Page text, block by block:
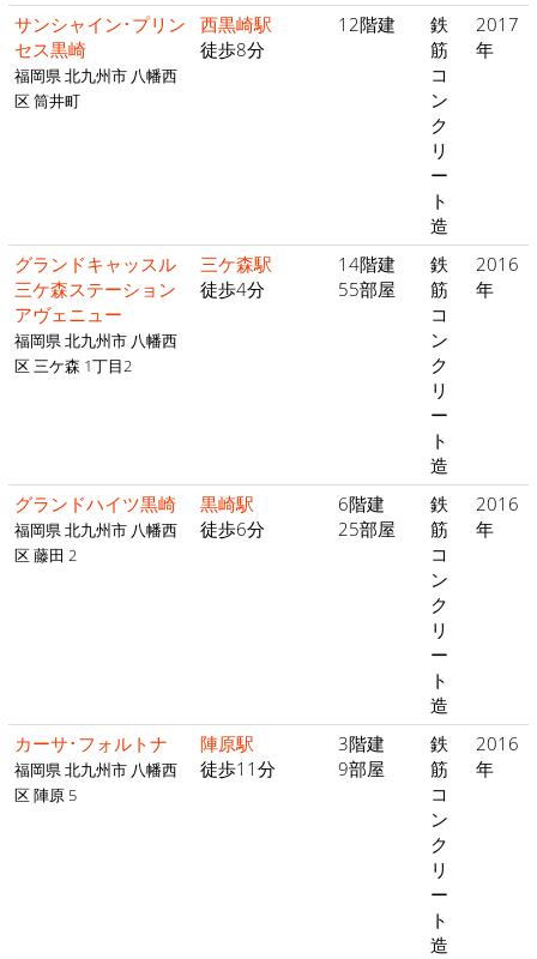
サンシャイン･プリン
セス黒崎
福岡県 北九州市 八幡西
区 筒井町
西黒崎駅
徒歩8分
12階建
鉄
筋
コ
ン
ク
リ
ー
ト
造
2017
年
グランドキャッスル
三ケ森ステーション
アヴェニュー
福岡県 北九州市 八幡西
区 三ケ森 1丁目2
三ケ森駅
徒歩4分
14階建
55部屋
鉄
筋
コ
ン
ク
リ
ー
ト
造
2016
年
グランドハイツ黒崎
福岡県 北九州市 八幡西
区 藤田 2
黒崎駅
徒歩6分
6階建
25部屋
鉄
筋
コ
ン
ク
リ
ー
ト
造
2016
年
カーサ･フォルトナ
福岡県 北九州市 八幡西
区 陣原 5
陣原駅
徒歩11分
3階建
9部屋
鉄
筋
コ
ン
ク
リ
ー
ト
造
2016
年